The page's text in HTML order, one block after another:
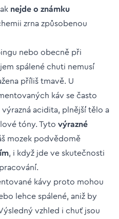
nejde o známku
zrna způsobenou
nebo obecně při
spálené chuti nemusí
příliš tmavě. U
káv se často
acidita, plnější tělo a
tóny. Tyto výrazné
mozek podvědomě
, i když jde ve skutečnosti
kávy proto mohou
lehce spálené, aniž by
vzhled i chuť jsou